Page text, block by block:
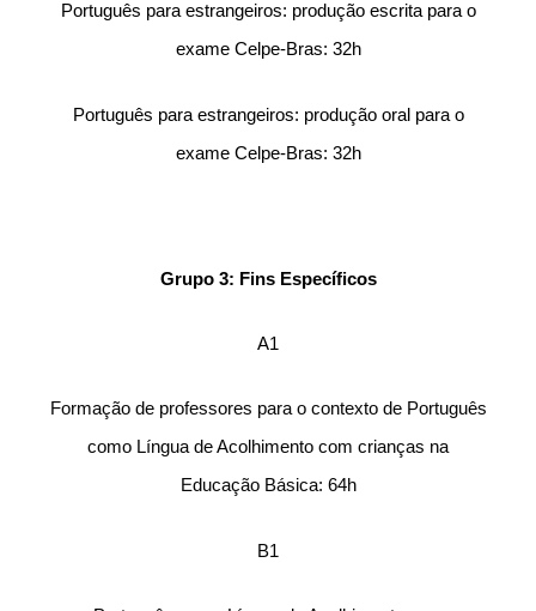
Português para estrangeiros: produção escrita para o
exame Celpe-Bras: 32h
Português para estrangeiros: produção oral para o
exame Celpe-Bras: 32h
Grupo 3: Fins Específicos
A1
Formação de professores para o contexto de Português
como Língua de Acolhimento com crianças na
Educação Básica: 64h
B1